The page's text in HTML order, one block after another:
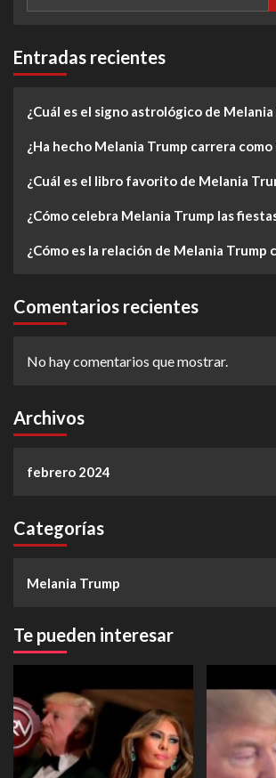
Entradas recientes
¿Cuál es el signo astrológico de Melania
¿Ha hecho Melania Trump carrera como
¿Cuál es el libro favorito de Melania
¿Cómo celebra Melania Trump las
¿Cómo es la relación de Melania Trump
Comentarios recientes
No hay comentarios que mostrar.
Archivos
febrero 2024
Categorías
Melania Trump
Te pueden interesar